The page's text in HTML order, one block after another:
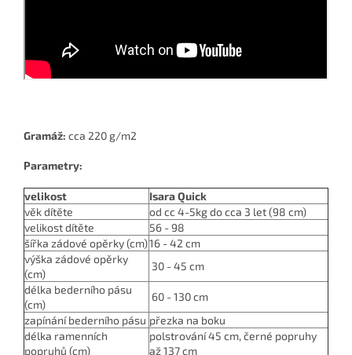
Gramáž: cca 220 g/m2
Parametry:
velikost
Isara Quick
věk dítěte
od cc 4-5kg do cca 3 let (98 cm)
velikost dítěte
56 - 98
šířka zádové opěrky (cm)16 - 42 cm
výška zádové opěrky
(cm)
30 - 45 cm
délka bederního pásu
(cm)
60 - 130 cm
zapínání bederního pásu přezka na boku
délka ramenních
popruhů (cm)
polstrování 45 cm, černé popruhy
až 137 cm